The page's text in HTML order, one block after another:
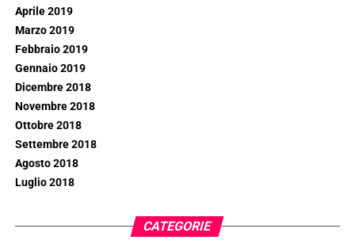
Aprile 2019
Marzo 2019
Febbraio 2019
Gennaio 2019
Dicembre 2018
Novembre 2018
Ottobre 2018
Settembre 2018
Agosto 2018
Luglio 2018
CATEGORIE